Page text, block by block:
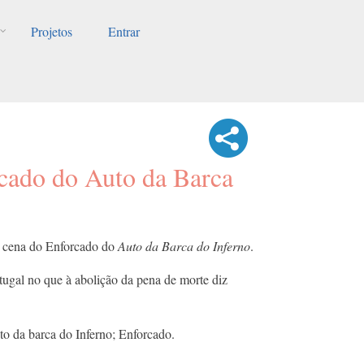
Projetos Entrar
do Auto da Barca
do Enforcado doAuto da Barca do Inferno.
no que à abolição da pena de morte diz
da barca do Inferno; Enforcado.